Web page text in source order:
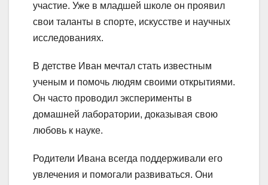
участие. Уже в младшей школе он проявил
свои таланты в спорте, искусстве и научных
исследованиях.
В детстве Иван мечтал стать известным
ученым и помочь людям своими открытиями.
Он часто проводил эксперименты в
домашней лаборатории, доказывая свою
любовь к науке.
Родители Ивана всегда поддерживали его
увлечения и помогали развиваться. Они